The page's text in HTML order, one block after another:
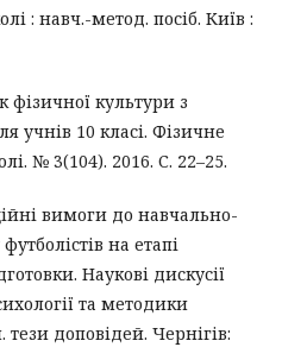
: навч.-метод. посіб. Київ :
фізичної культури з
учнів 10 класі. Фізичне
№ 3(104). 2016. С. 22–25.
вимоги до навчально-
на етапі
Наукові дискусії
та методики
доповідей. Чернігів: